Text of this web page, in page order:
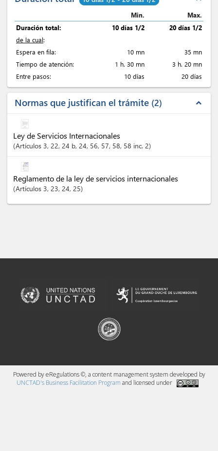
Min.
Max.
Duración total:
10 días 1/2
20 días 1/2
de la cual:
Espera en fila:
10 mn
35 mn
Tiempo de atención:
1 h. 30 mn
3 h. 20 mn
Entre pasos:
10 días 20 días
Normas que justifican el trámite 2 expand_less
Ley de Servicios Internacionales
Artículos 3, 22, 24 b, 24, 56, 57, 58, 58 inc. 2
Reglamento de la ley de servicios internacionales
Artículos 3, 23, 24, 25
Powered by eRegulations ©, a content management system developed by
UNCTAD's Business Facilitation Program and licensed under